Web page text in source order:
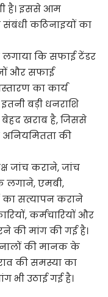
है। इससे आम
कठिनाइयों का
कि सफाई टेंडर
और सफाई
का कार्य
बड़ी धनराशि
बेहद खराब है, जिससे
की
जांच कराने, जांच
लगाने, एमबी,
सत्यापन कराने
कर्मचारियों और
की मांग की गई है।
नालों की मानक के
की समस्या का
भी उठाई गई है।